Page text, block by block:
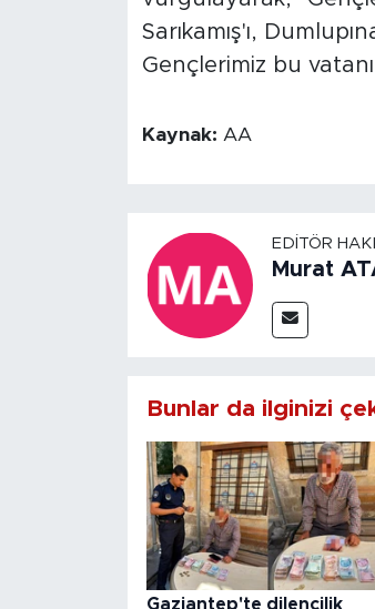
Sarıkamış'ı,
Gençlerimiz bu
Kaynak: AA
EDITÖR
Murat
Bunlar da ilginizi
Gaziantep'te dilencilik